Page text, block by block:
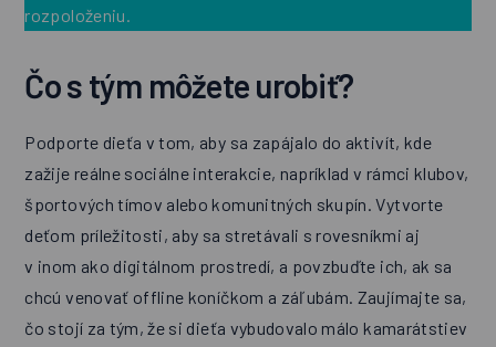
rozpoloženiu.
Čo s tým môžete urobiť?
Podporte dieťa v tom, aby sa zapájalo do aktivít, kde
zažije reálne sociálne interakcie, napríklad v rámci klubov,
športových tímov alebo komunitných skupín. Vytvorte
deťom príležitosti, aby sa stretávali s rovesníkmi aj
v inom ako digitálnom prostredí, a povzbuďte ich, ak sa
chcú venovať offline koníčkom a záľubám. Zaujímajte sa,
čo stojí za tým, že si dieťa vybudovalo málo kamarátstiev